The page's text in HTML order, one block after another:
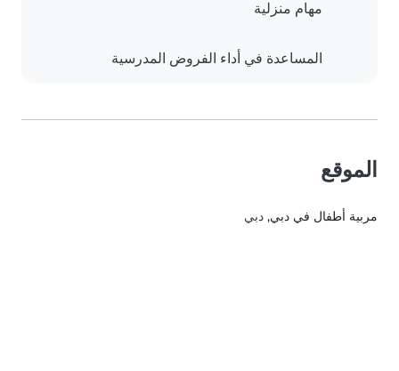
مهام منزلية
المساعدة في أداء الفروض المدرسية
الموقع
مربية أطفال في دبي, دبي